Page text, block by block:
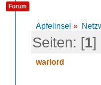
Forum
Apfelinsel »
Seiten: [1]
warlord